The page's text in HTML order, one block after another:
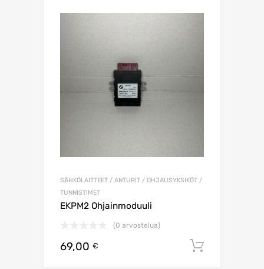
SÄHKÖLAITTEET / ANTURIT / OHJAUSYKSIKÖT /
TUNNISTIMET
EKPM2 Ohjainmoduuli
(0 arvostelua)
69,00 €